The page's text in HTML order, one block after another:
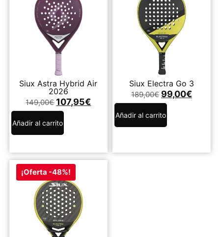
Siux Astra Hybrid Air
2026
149,00€ 107,95€
Añadir al carrito
Siux Electra Go 3
189,00€ 99,00€
Añadir al carrito
¡Oferta -48%!